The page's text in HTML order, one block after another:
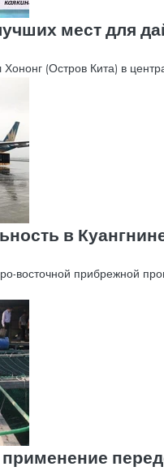
мест для
Хононг (Остров Кита) в
в
восточной прибрежной